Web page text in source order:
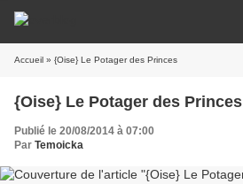
Accueil » {Oise} Le Potager des Princes
{Oise} Le Potager des Princes
Publié le 20/08/2014 à 07:00
Par Temoicka